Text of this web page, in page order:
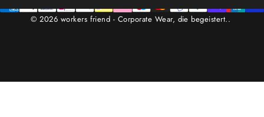
© 2026 workers friend - Corporate Wear, die begeistert..